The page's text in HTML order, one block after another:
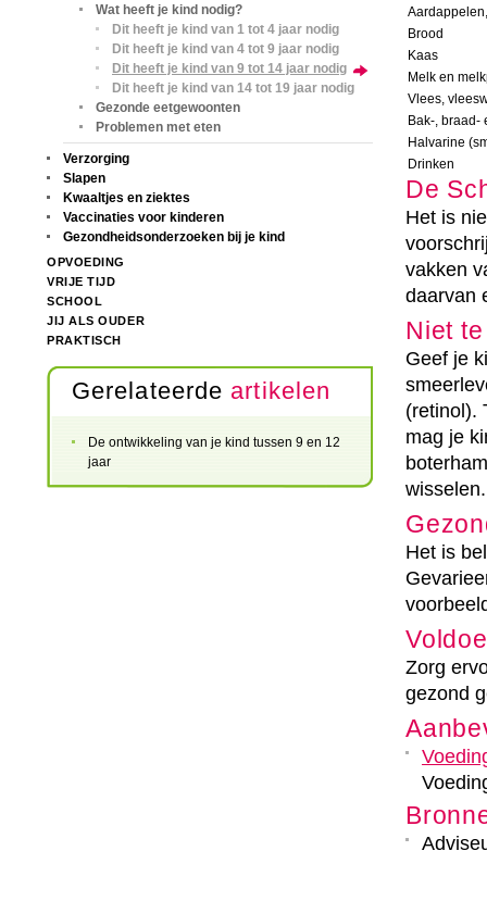
Wat heeft je kind nodig?
Dit heeft je kind van 1 tot 4 jaar nodig
Dit heeft je kind van 4 tot 9 jaar nodig
Dit heeft je kind van 9 tot 14 jaar nodig
Dit heeft je kind van 14 tot 19 jaar nodig
Gezonde eetgewoonten
Problemen met eten
Verzorging
Slapen
Kwaaltjes en ziektes
Vaccinaties voor kinderen
Gezondheidsonderzoeken bij je kind
OPVOEDING
VRIJE TIJD
SCHOOL
JIJ ALS OUDER
PRAKTISCH
Gerelateerde artikelen
De ontwikkeling van je kind tussen 9 en 12
jaar
Brood
Kaas
Melk en
Vlees,
Bak-, braad-
Halvarine
Drinken
De
Het is
vakken
daarvan
Niet
Geef je
(retinol).
mag je
wisselen.
Het is
Zorg
gezond